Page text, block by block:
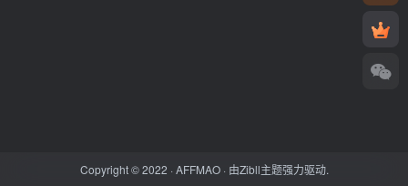
Copyright © 2022 ·AFFMAO· 由Zibll主题强力驱动.